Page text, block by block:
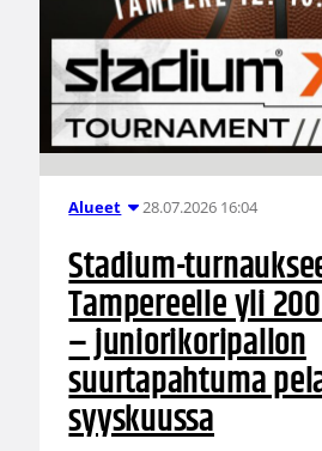
Alueet 28.07.2026 16:04
Stadium-
Tampereelle yli
– juniorikoripallon
suurtapahtuma
syyskuussa